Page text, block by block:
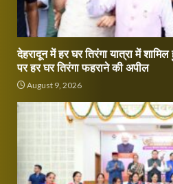
देहरादून में हर घर तिरंगा यात्रा में
पर हर घर तिरंगा फहराने की अपील
August 9, 2026